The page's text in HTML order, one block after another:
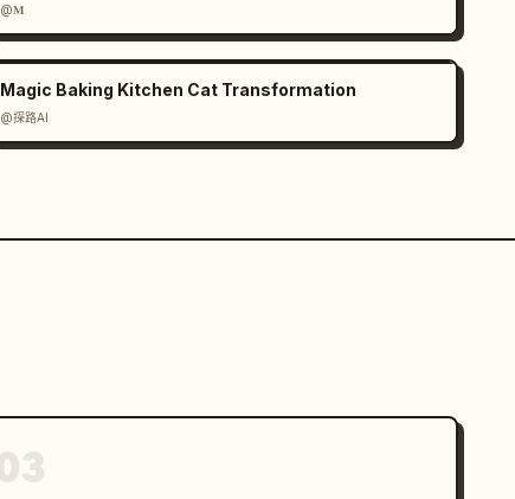
@𝐌
Magic Baking Kitchen Cat Transformation
@探路AI